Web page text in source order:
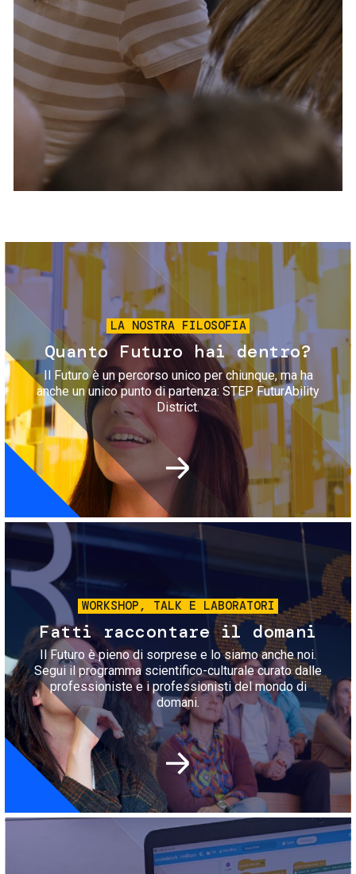
Servizi e accessibilità
Contatti
FAQ
Biglietti
Immagine
LA NOSTRA FILOSOFIA
Quanto Futuro hai dentro?
Il Futuro è un percorso unico per chiunque, ma ha
anche un unico punto di partenza: STEP FuturAbility
District.
Immagine
WORKSHOP, TALK E LABORATORI
Fatti raccontare il domani
Il Futuro è pieno di sorprese e lo siamo anche noi.
Segui il programma scientifico-culturale curato dalle
professioniste e i professionisti del mondo di
domani.
Immagine